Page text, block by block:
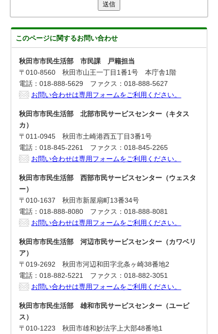
送信
このページに関するお問い合わせ
秋田市市民生活部 市民課 戸籍担当
〒010-8560 秋田市山王一丁目1番1号 本庁舎1階
電話：018-888-5629 ファクス：018-888-5627
お問い合わせは専用フォームをご利用ください。
秋田市市民生活部 北部市民サービスセンター（キタス
カ）
〒011-0945 秋田市土崎港西五丁目3番1号
電話：018-845-2261 ファクス：018-845-2265
お問い合わせは専用フォームをご利用ください。
秋田市市民生活部 西部市民サービスセンター（ウェスタ
ー）
〒010-1637 秋田市新屋扇町13番34号
電話：018-888-8080 ファクス：018-888-8081
お問い合わせは専用フォームをご利用ください。
秋田市市民生活部 河辺市民サービスセンター（カワベリ
ア）
〒019-2692 秋田市河辺和田字北条ヶ崎38番地2
電話：018-882-5221 ファクス：018-882-3051
お問い合わせは専用フォームをご利用ください。
秋田市市民生活部 雄和市民サービスセンター（ユービ
ス）
〒010-1223 秋田市雄和妙法字上大部48番地1